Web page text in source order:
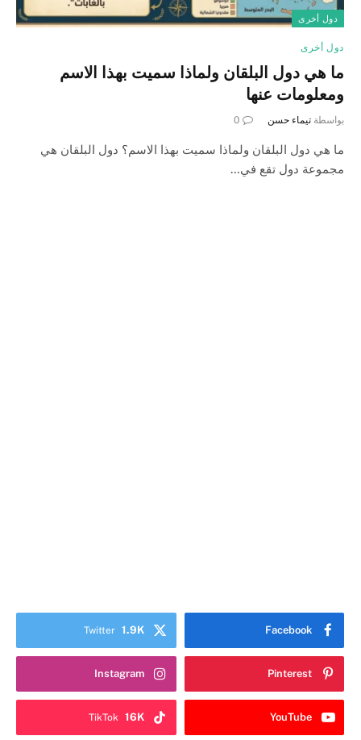
دول أخرى
دول أخرى
ما هي دول البلقان ولماذا سميت بهذا الاسم
ومعلومات عنها
بواسطة تيماء حسن 0
ما هي دول البلقان ولماذا سميت بهذا الاسم؟ دول البلقان هي
مجموعة دول تقع في…
Facebook
Twitter 1.9K
Pinterest
Instagram
YouTube
TikTok 16K